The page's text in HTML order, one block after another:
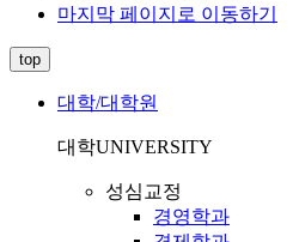
마지막 페이지로 이동하기
top
대학/대학원
대학UNIVERSITY
성심교정
경영학과